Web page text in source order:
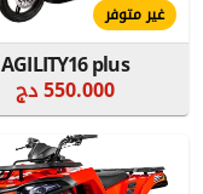
غير متوفر
AGILITY16 plus
550.000 دج